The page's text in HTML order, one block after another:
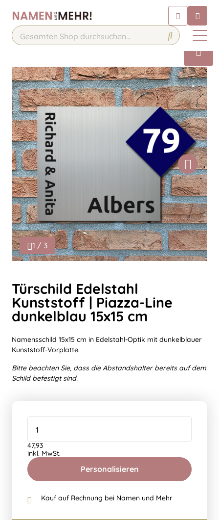
Chatten Sie 24/7 mit unserem
hilfreichen Chatbot
Kontakt
1 / 3
Türschild Edelstahl
Kunststoff | Piazza-Line
dunkelblau 15x15 cm
Namensschild 15x15 cm in Edelstahl-Optik mit dunkelblauer
Kunststoff-Vorplatte.
Bitte beachten Sie, dass die Abstandshalter bereits auf dem
Schild befestigt sind.
Personalisieren
47,93
inkl. MwSt.
Kauf auf Rechnung bei Namen und Mehr